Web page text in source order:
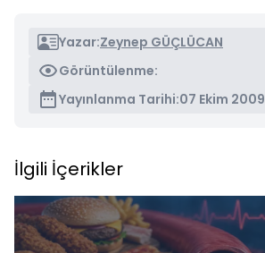
Yazar:Zeynep GÜÇLÜCAN
Görüntülenme:
Yayınlanma Tarihi:07 Ekim 2009
İlgili İçerikler